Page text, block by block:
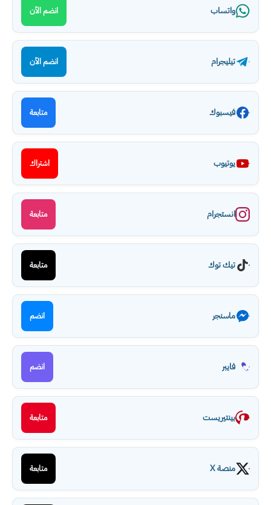
واتساب انضم الآن
تيليجرام انضم الآن
فيسبوك متابعة
يوتيوب اشتراك
انستجرام متابعة
تيك توك متابعة
ماسنجر انضم
فايبر انضم
بينتيريست متابعة
منصة X متابعة